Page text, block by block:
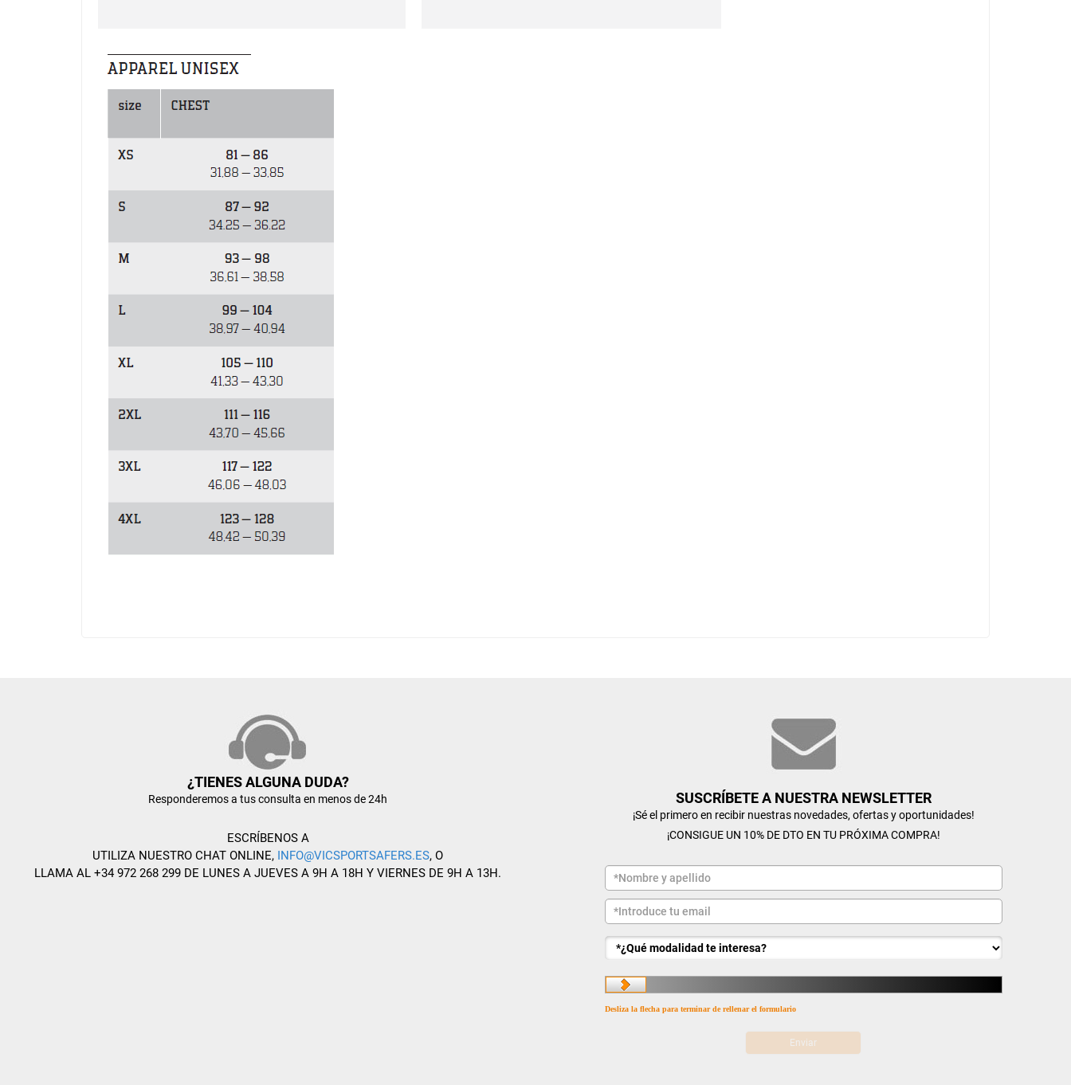
¿TIENES ALGUNA DUDA?
Responderemos a tus consulta en menos de 24h
ESCRÍBENOS A
UTILIZA NUESTRO CHAT ONLINE, INFO@VICSPORTSAFERS.ES, O
LLAMA AL +34 972 268 299 DE LUNES A JUEVES A 9H A 18H Y VIERNES DE 9H A 13H.
SUSCRÍBETE A NUESTRA NEWSLETTER
¡Sé el primero en recibir nuestras novedades, ofertas y oportunidades!
¡CONSIGUE UN 10% DE DTO EN TU PRÓXIMA COMPRA!
Desliza la flecha para terminar de rellenar el formulario